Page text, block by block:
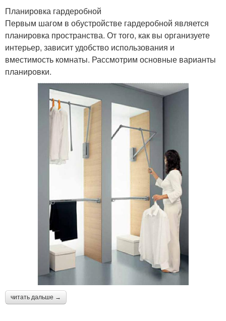
Планировка гардеробной
Первым шагом в обустройстве гардеробной является
планировка пространства. От того, как вы организуете
интерьер, зависит удобство использования и
вместимость комнаты. Рассмотрим основные варианты
планировки.
читать дальше →